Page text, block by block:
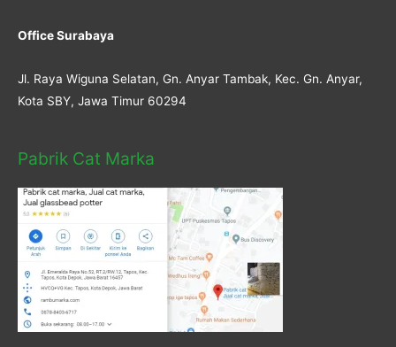
Office Surabaya
Jl. Raya Wiguna Selatan, Gn. Anyar Tambak, Kec. Gn. Anyar,
Kota SBY, Jawa Timur 60294
Pabrik Cat Marka